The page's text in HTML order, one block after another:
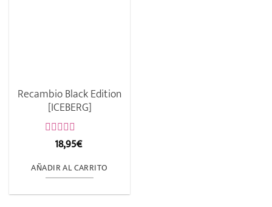
Recambio Black Edition
[ICEBERG]
Valorado
de
5
18,95€
AÑADIR AL CARRITO